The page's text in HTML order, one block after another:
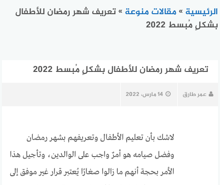
الرئيسية »مقالات منوعة »تعريف شهر رمضان للأطفال
بشكلٍ مُبسط 2022
تعريف شهر رمضان للأطفال بشكلٍ مُبسط 2022
عمر طارق 14 مارس، 2022
لاشك بأن تعليم الأطفال وتعريفهم بشهر رمضان
وفضل صيامه هو أمرٌ واجب على الوالدين، وتأجيل هذا
الأمر بحجة أنهم ما زالوا صغارًا يُعتبر قرار غير موفق إلى